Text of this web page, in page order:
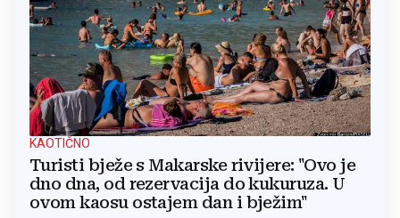
KAOTIČNO
Turisti bježe s Makarske rivijere: "Ovo je
dno dna, od rezervacija do kukuruza. U
ovom kaosu ostajem dan i bježim"